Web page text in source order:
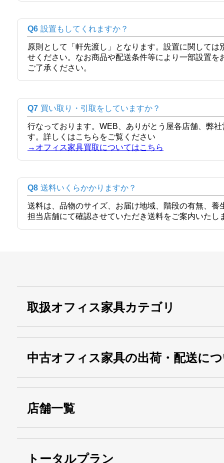
Q6 設置もしてくれますか？
原則として「軒先渡し」となります。設置に関して
せください。なお商品や配送条件等により一部設置
ご了承ください。
Q7 買い取り・引取をしていますか？
行なっております。WEB、ありがとう屋各店舗、弊
す。詳しくはこちらをご覧ください
→オフィス家具買取についてはこちら
Q8 送料いくらかかりますか？
送料は、品物のサイズ、お届け地域、階段の有無、
担当店舗にて確認させていただき送料をご案内いたし
取扱オフィス家具カテゴリ
中古オフィス家具の出荷・配送に
店舗一覧
トータルプラン